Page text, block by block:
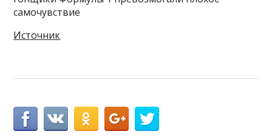
самочувствие
Источник